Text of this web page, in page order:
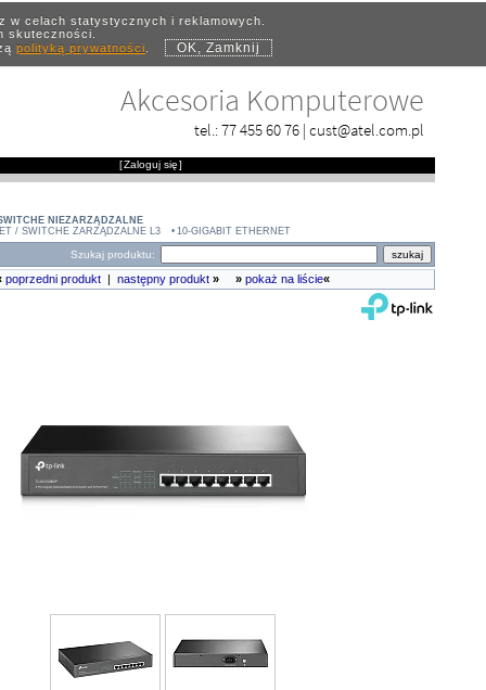
w celach statystycznych i reklamowych.
skuteczności.
polityką prywatności. OK, Zamknij
Akcesoria Komputerowe
tel.:77 455 60 76 | cust@atel.com.pl
[Zaloguj się]
NIEZARZĄDZALNE
/ SWITCHE ZARZĄDZALNE L3 10-GIGABIT ETHERNET
Szukaj produktu:
poprzedni produkt następny produkt » » pokaż na liście«